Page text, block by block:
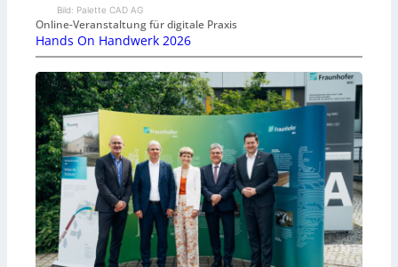
Bild: Palette CAD AG
Online-Veranstaltung für digitale Praxis
Hands On Handwerk 2026